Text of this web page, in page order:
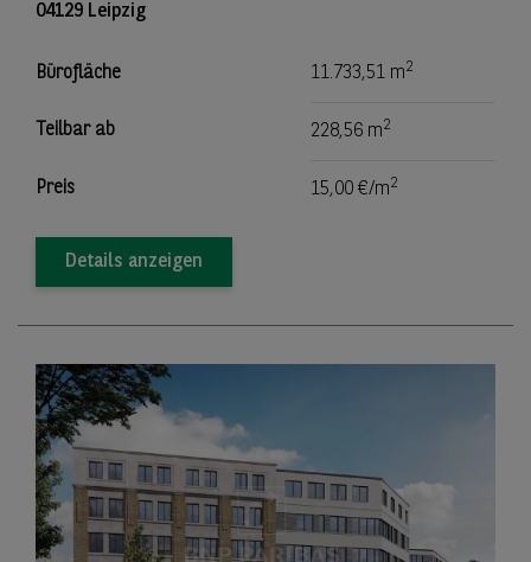
04129 Leipzig
Bürofläche 11.733,51 m2
Teilbar ab 228,56 m2
Preis 15,00 €/m2
Details anzeigen